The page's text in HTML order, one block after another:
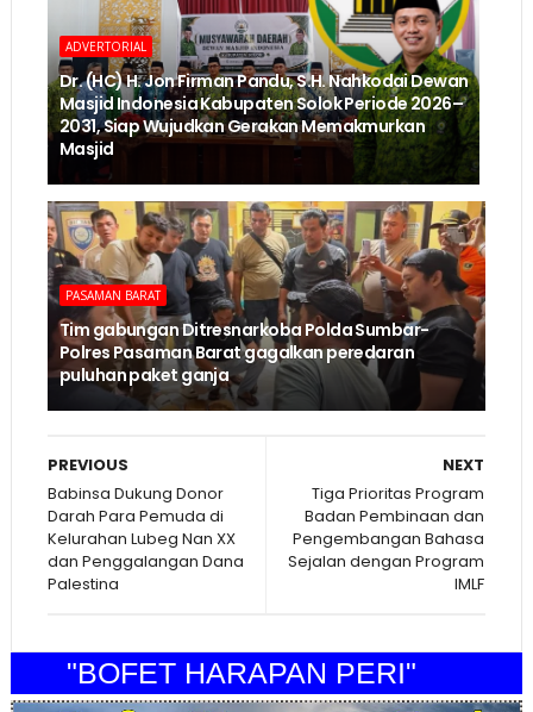
ADVERTORIAL
Dr. (HC) H. Jon Firman Pandu, S.H. Nahkodai Dewan
Masjid Indonesia Kabupaten Solok Periode 2026–
2031, Siap Wujudkan Gerakan Memakmurkan
Masjid
PASAMAN BARAT
Tim gabungan Ditresnarkoba Polda Sumbar-
Polres Pasaman Barat gagalkan peredaran
puluhan paket ganja
NEXT
Tiga Prioritas Program
Badan Pembinaan dan
Pengembangan Bahasa
Sejalan dengan Program
IMLF
PREVIOUS
Babinsa Dukung Donor
Darah Para Pemuda di
Kelurahan Lubeg Nan XX
dan Penggalangan Dana
Palestina
"BOFET HARAPAN PERI"